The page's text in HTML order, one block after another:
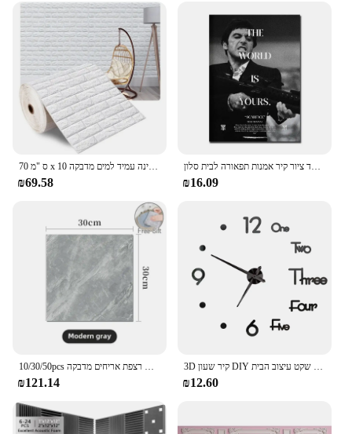
With its high-quality materials, efficient
performance, and versatile application, the Wall
Mounted Fireplace is an ideal choice for those
seeking a stylish and functional heating solution. As
a wholesale vendor, supplier, or individual looking
to purchase, this fireplace set is available for sale,
ready to transform your space into a warm and
inviting haven.
70 ס "מ x 10 מ 'דבק עצמי קישוט טפט שולחן שינה עמיד למים מדבקה
₪69.58
סרט קלאסי פוסטרים והדפסים צעירותוני בד ציור קיר אמנות תפאורה לבית סלון
₪16.09
10/30/50pcs מעובה דבק עצמי תפאורה קיר מדבקת שיש רצפת אריחים מדבקה pvc עמיד למים המטבח הבית
₪121.14
3D קיר שעון DIY גדול שעוני קיר מודרני סלון אקריליק מראה מדבקות עצמי דבק קוורץ שעון שקט עיצוב הבית
₪12.60